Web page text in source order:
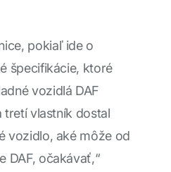
pokiaľ ide o
špecifikácie, ktoré
vozidlá DAF
tretí vlastník dostal
vozidlo, aké môže od
DAF, očakávať,“